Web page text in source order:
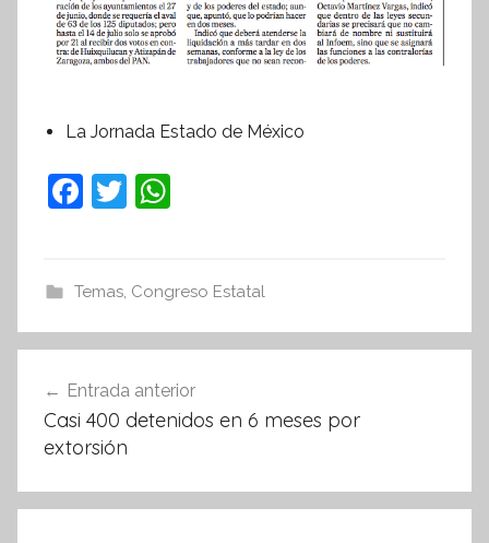
i
v
La Jornada Estado de México
F
e
b
o
k
T
er s
A
p
Temas, Congreso Estatal
de
entradas
Entrada anterior
Casi 400 detenidos en 6 meses por
extorsión